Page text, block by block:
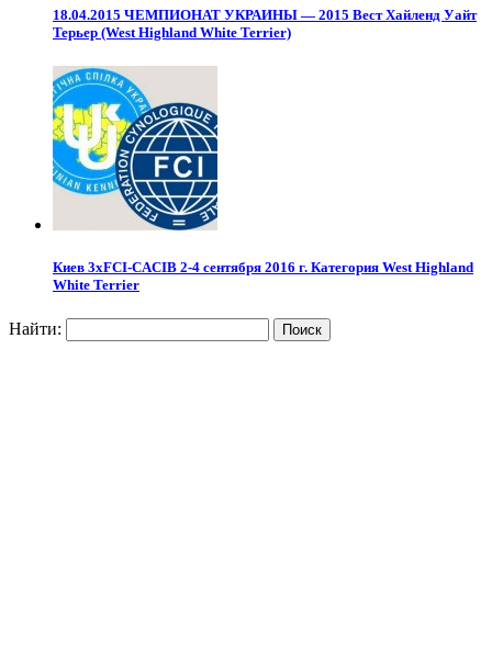
18.04.2015 ЧЕМПИОНАТ УКРАИНЫ — 2015 Вест Хайленд Уайт
Терьер (West Highland White Terrier)
Киев 3xFCI-CACIB 2-4 сентября 2016 г. Категория West Highland
White Terrier
Найти: